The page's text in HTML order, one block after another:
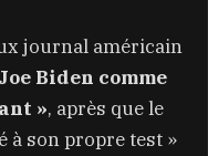
journal américain
Biden comme
», après que le
à son propre test »